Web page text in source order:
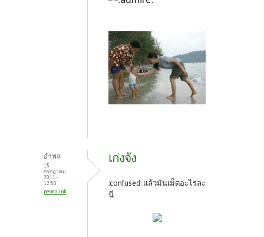
อำพล
15
กรกฎาคม,
2011 -
12:50
permalink
เก่งจัง
:confused: แล้วมันเม็ดอะไรละ
นี่